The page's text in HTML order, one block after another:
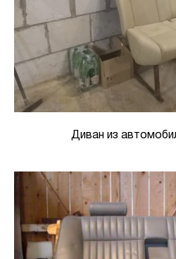
Диван из